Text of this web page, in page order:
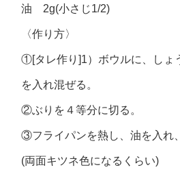
油 2g(小さじ1/2)
〈作り方〉
①[タレ作り]1）ボウルに、しょ
を入れ混ぜる。
②ぶりを４等分に切る。
③フライパンを熱し、油を入れ
(両面キツネ色になるくらい)